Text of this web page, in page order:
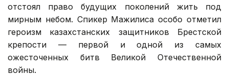
отстоял право будущих поколений жить под
мирным небом. Спикер Мажилиса особо отметил
героизм казахстанских защитников Брестской
крепости — первой и одной из самых
ожесточенных битв Великой Отечественной
войны.